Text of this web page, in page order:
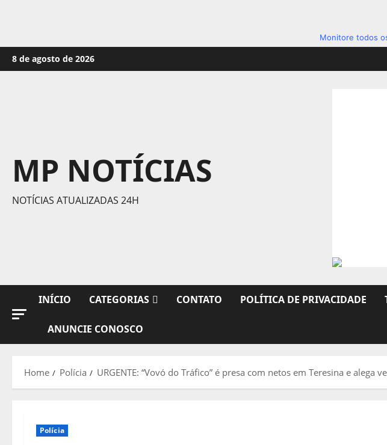
Monitore todos
Skip
to
8 de agosto de 2026
MP NOTÍCIAS
NOTÍCIAS ATUALIZADAS 24H
INÍCIO CATEGORIAS CONTATO POLÍTICA DE PRIVACIDADE
ANUNCIE CONOSCO
Home Polícia URGENTE: “Vovó do Tráfico” é presa com netos em Teresina e alega
Polícia